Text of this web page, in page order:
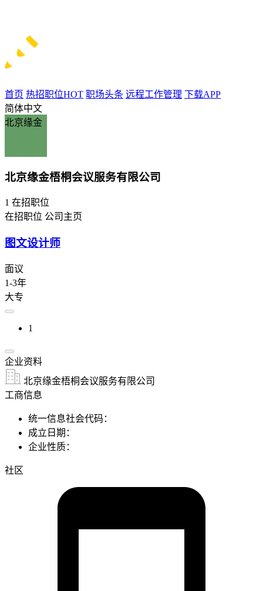
首页 热招职位HOT 职场头条 远程工作管理 下载APP
简体中文
北京缘金
北京缘金梧桐会议服务有限公司
1 在招职位
在招职位 公司主页
图文设计师
面议
1-3年
大专
1
企业资料
北京缘金梧桐会议服务有限公司
工商信息
统一信息社会代码：
成立日期：
企业性质：
社区